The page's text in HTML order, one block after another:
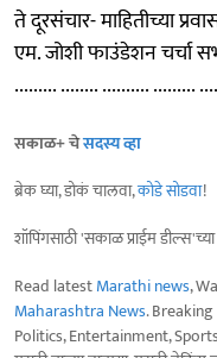
ते दूरसंचार- माहितीच्या
एम. जोशी फाउंडेशन चर्चा
......... ........ .......... .........
सकाळ+ चेसदस्य व्हा
ब्रेक घ्या, डोकं चालवा,कोडे सोडवा!
शॉपिंगसाठी 'सकाळ प्राईम
Read latestMarathi news,
Maharashtra News.
Politics, Entertainment,